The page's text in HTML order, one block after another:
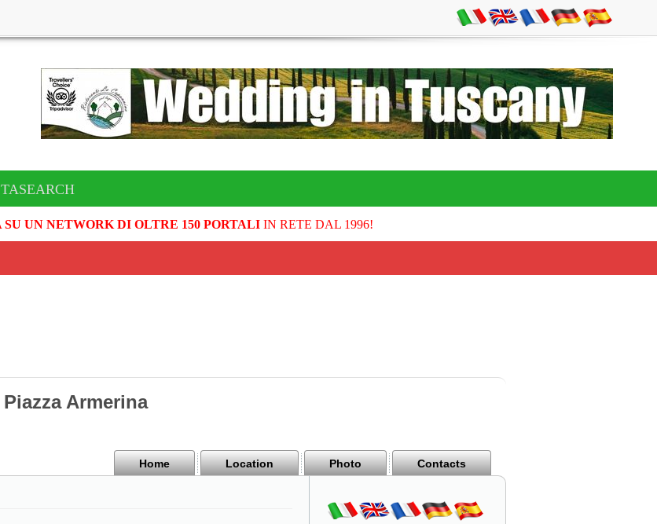
UN NETWORK DI OLTRE 150 PORTALIIN RETE DAL 1996!
Armerina
Home Location Photo Contacts